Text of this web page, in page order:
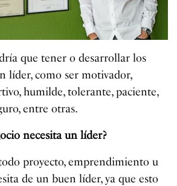
que tener o desarrollar los
líder, como ser motivador,
humilde, tolerante, paciente,
entre otras.
necesita un líder?
proyecto, emprendimiento u
de un buen líder, ya que esto